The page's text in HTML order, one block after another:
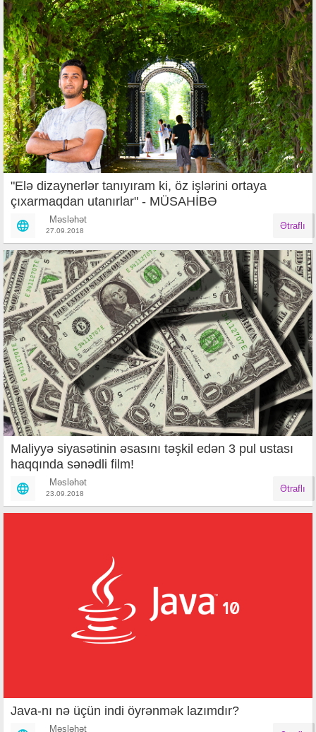
"Elə dizaynerlər tanıyıram ki, öz işlərini ortaya
çıxarmaqdan utanırlar" - MÜSAHİBƏ
Məsləhət
27.09.2018 Ətraflı
Maliyyə siyasətinin əsasını təşkil edən 3 pul ustası
haqqında sənədli film!
Məsləhət
23.09.2018 Ətraflı
Java-nı nə üçün indi öyrənmək lazımdır?
Məsləhət